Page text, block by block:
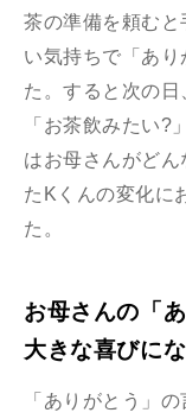
茶の準備を頼む
い気持ちで「あ
た。すると次の
「お茶飲みたい?
はお母さんがど
たKくんの変化に
た。
お母さんの「
大きな喜びに
「ありがとう」